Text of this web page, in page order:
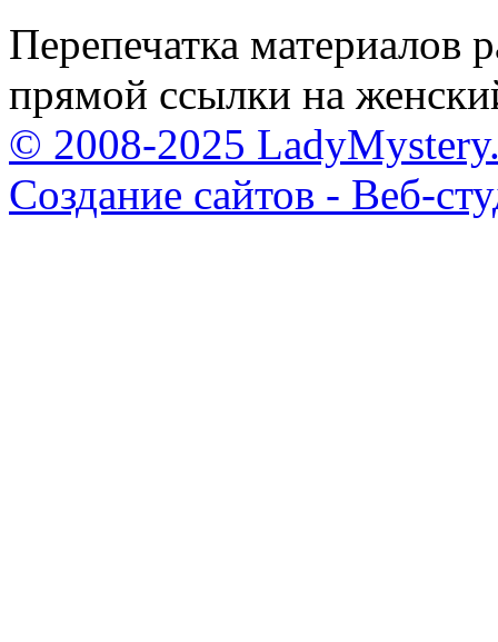
Перепечатка материалов
прямой ссылки на
© 2008-2025
Создание сайтов - Веб-